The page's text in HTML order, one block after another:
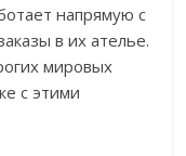
напрямую с
в их ателье.
мировых
с этими